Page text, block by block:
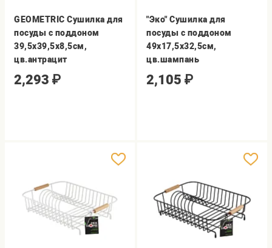
GEOMETRIC Сушилка для
посуды с поддоном
39,5х39,5х8,5см,
цв.антрацит
2,293 ₽
"Эко" Сушилка для
посуды с поддоном
49х17,5х32,5см,
цв.шампань
2,105 ₽